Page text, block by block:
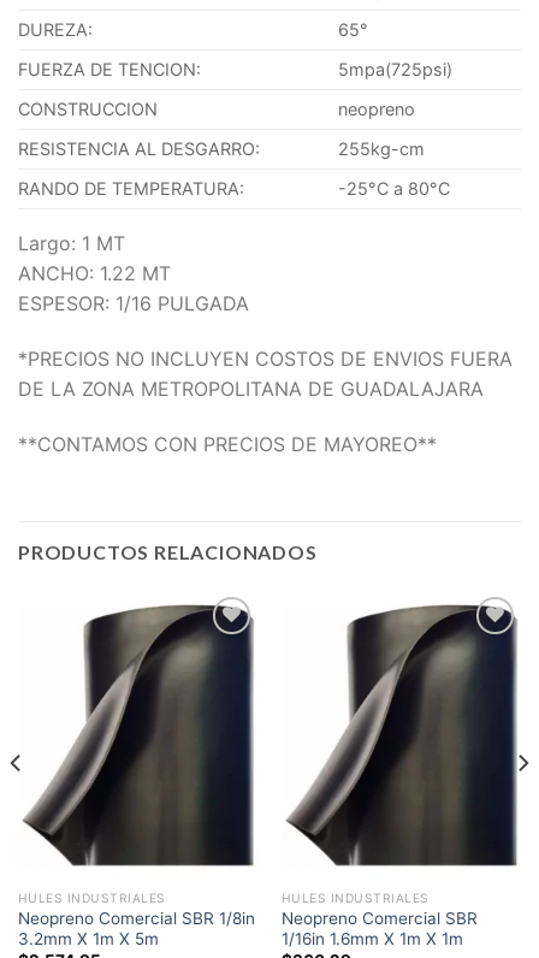
DUREZA:
65°
FUERZA DE TENCION:
5mpa(725psi)
CONSTRUCCION
neopreno
RESISTENCIA AL DESGARRO:
255kg-cm
RANDO DE TEMPERATURA:
-25°C a 80°C
Largo: 1 MT
ANCHO: 1.22 MT
ESPESOR: 1/16 PULGADA
*PRECIOS NO INCLUYEN COSTOS DE ENVIOS FUERA
DE LA ZONA METROPOLITANA DE GUADALAJARA
**CONTAMOS CON PRECIOS DE MAYOREO**
PRODUCTOS RELACIONADOS
HULES INDUSTRIALES
Neopreno Comercial SBR 1/8in
3.2mm X 1m X 5m
HULES INDUSTRIALES
Neopreno Comercial SBR
1/16in 1.6mm X 1m X 1m